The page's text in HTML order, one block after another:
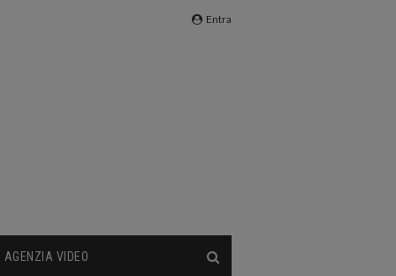
Entra
AGENZIA VIDEO